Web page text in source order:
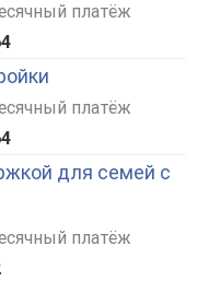
платёж
платёж
для семей с
платёж